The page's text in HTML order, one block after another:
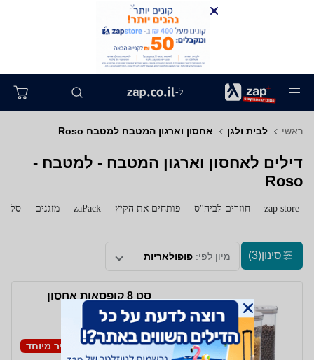
ל-
ראשי לבית ולגן אחסון וארגון המטבח למטבח Roso
דילים לאחסון וארגון המטבח - למטבח -
Roso
zap store חוזרים לביה"ס פותחים את הקיץ zaPack מזגנים
סינון(3) מיון לפי: פופולאריות
סט 8 קופסאות אחסון
SNAP
מחיר מיוחד